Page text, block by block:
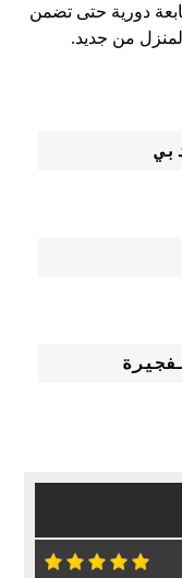
دورية حتى تضمن
من جديد.